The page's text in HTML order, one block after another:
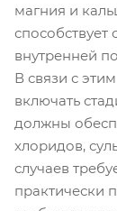
магния и
внутренней
В связи с
включать
должны
хлоридов,
случаев
практически